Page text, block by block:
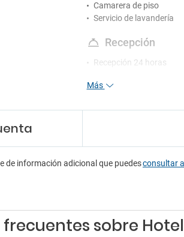
Camarera de piso
Servicio de lavandería
Recepción
Recepción 24 horas
Más
de información adicional que puedesconsultar
sobre